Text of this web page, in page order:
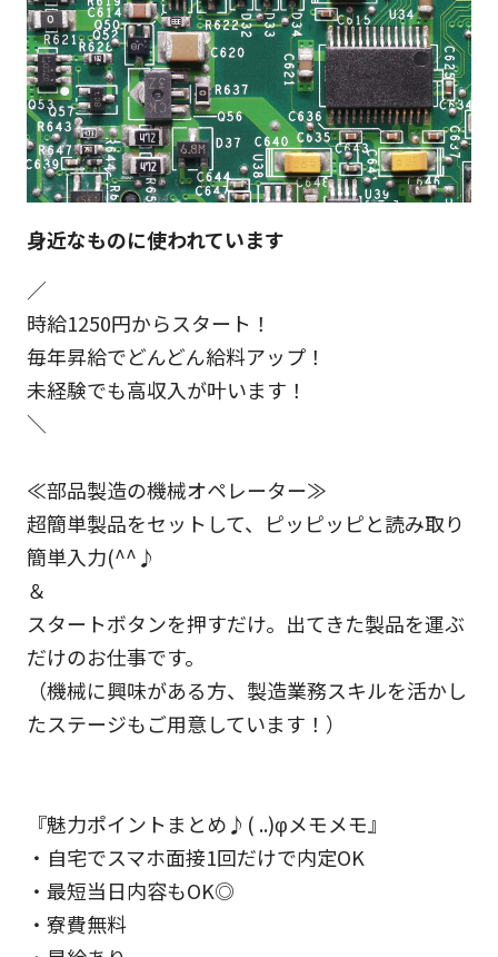
身近なものに使われています
／
時給1250円からスタート！
毎年昇給でどんどん給料アップ！
未経験でも高収入が叶います！
＼
≪部品製造の機械オペレーター≫
超簡単製品をセットして、ピッピッピと読み取り
簡単入力(^^♪
＆
スタートボタンを押すだけ。出てきた製品を運ぶ
だけのお仕事です。
（機械に興味がある方、製造業務スキルを活かし
たステージもご用意しています！）
『魅力ポイントまとめ♪( ..)φメモメモ』
・自宅でスマホ面接1回だけで内定OK
・最短当日内容もOK◎
・寮費無料